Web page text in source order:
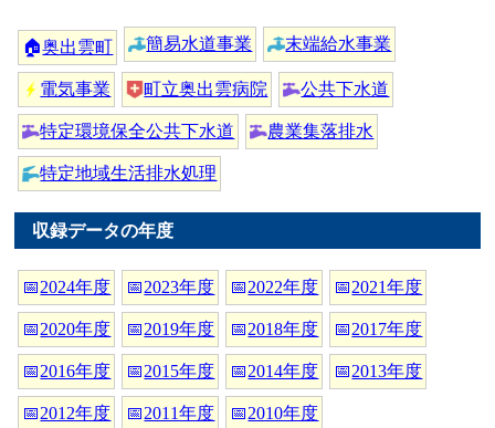
🏠奥出雲町 簡易水道事業 末端給水事業
電気事業 町立奥出雲病院 公共下水道
特定環境保全公共下水道 農業集落排水
特定地域生活排水処理
収録データの年度
📅2024年度 📅2023年度 📅2022年度 📅2021年度
📅2020年度 📅2019年度 📅2018年度 📅2017年度
📅2016年度 📅2015年度 📅2014年度 📅2013年度
📅2012年度 📅2011年度 📅2010年度